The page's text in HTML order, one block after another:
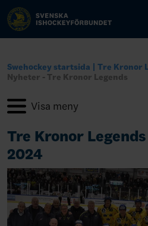
Swehockey startsida
Tre Kronor
Nyheter - Tre Kronor Legends
Tre Kronor
2024